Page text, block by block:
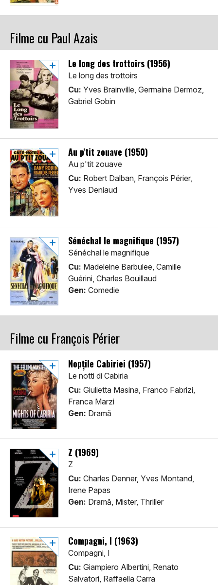
Filme cu Paul Azais
Le long des trottoirs (1956)
Le long des trottoirs
Cu: Yves Brainville, Germaine Dermoz,
Gabriel Gobin
Au p'tit zouave (1950)
Au p'tit zouave
Cu: Robert Dalban, François Périer,
Yves Deniaud
Sénéchal le magnifique (1957)
Sénéchal le magnifique
Cu: Madeleine Barbulee, Camille
Guérini, Charles Bouillaud
Gen: Comedie
Filme cu François Périer
Nopțile Cabiriei (1957)
Le notti di Cabiria
Cu: Giulietta Masina, Franco Fabrizi,
Franca Marzi
Gen: Dramă
Z (1969)
Z
Cu: Charles Denner, Yves Montand,
Irene Papas
Gen: Dramă, Mister, Thriller
Compagni, I (1963)
Compagni, I
Cu: Giampiero Albertini, Renato
Salvatori, Raffaella Carra